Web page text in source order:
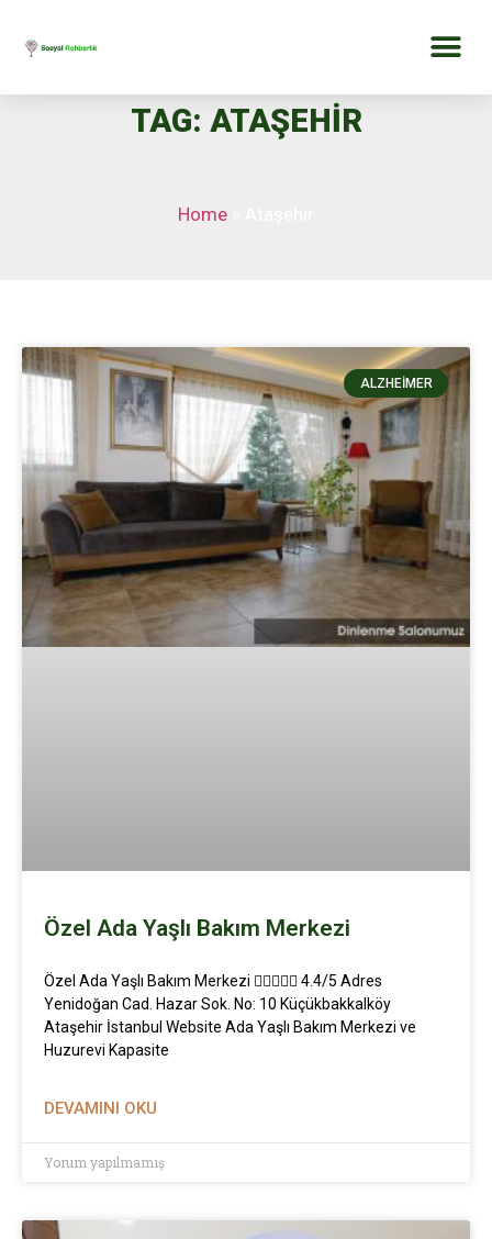
TAG: ATAŞEHIR
Home
ALZHEIMER
Özel Ada Yaşlı Bakım Merkezi
Özel Ada Yaşlı Bakım Merkezi  4.4/5 Adres
Yenidoğan Cad. Hazar Sok. No: 10 Küçükbakkalköy
Ataşehir İstanbul Website Ada Yaşlı Bakım Merkezi ve
Huzurevi Kapasite
DEVAMINI OKU
Yorum yapılmamış